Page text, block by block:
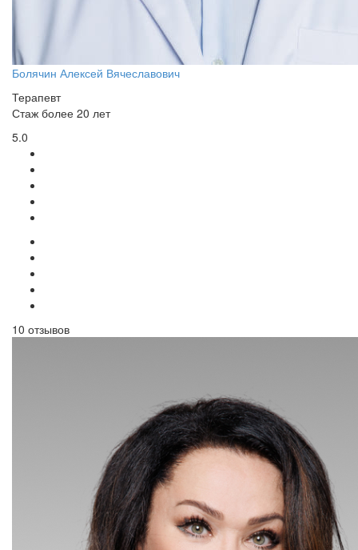
Болячин Алексей Вячеславович
Терапевт
Стаж более 20 лет
5.0
10 отзывов